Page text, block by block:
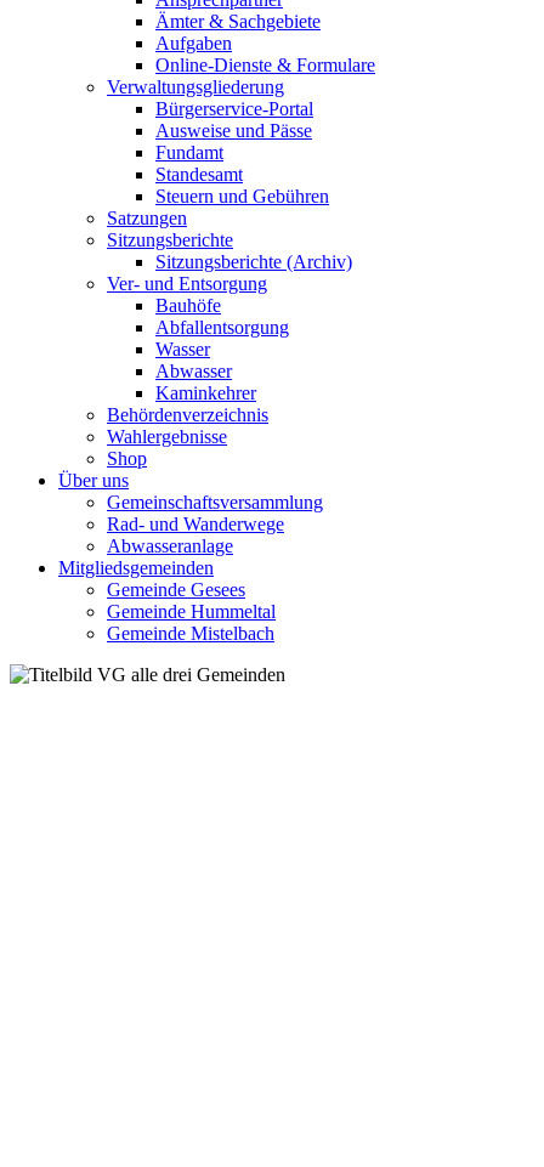
Ämter & Sachgebiete
Aufgaben
Online-Dienste & Formulare
Verwaltungsgliederung
Bürgerservice-Portal
Ausweise und Pässe
Fundamt
Standesamt
Steuern und Gebühren
Satzungen
Sitzungsberichte
Sitzungsberichte (Archiv)
Ver- und Entsorgung
Bauhöfe
Abfallentsorgung
Wasser
Abwasser
Kaminkehrer
Behördenverzeichnis
Wahlergebnisse
Shop
Über uns
Gemeinschaftsversammlung
Rad- und Wanderwege
Abwasseranlage
Mitgliedsgemeinden
Gemeinde Gesees
Gemeinde Hummeltal
Gemeinde Mistelbach